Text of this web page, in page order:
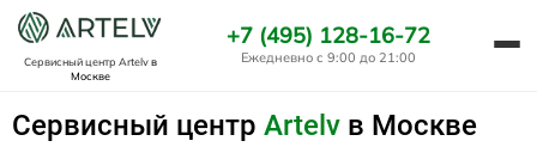
Сервисный центр Artelvв
Москве
+7 (495) 128-16-72
Ежедневно с 9:00 до 21:00
Сервисный центр Artelv в Москве